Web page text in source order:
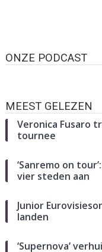
ONZE PODCAST
MEEST GELEZEN
Veronica Fusaro
tournee
‘Sanremo on
vier steden aan
Junior
landen
‘Supernova’